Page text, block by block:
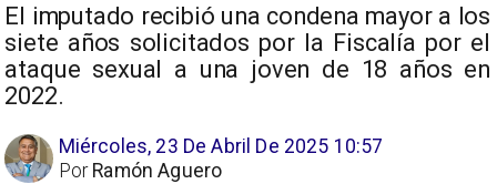
El imputado recibió una condena mayor a los
siete años solicitados por la Fiscalía por el
ataque sexual a una joven de 18 años en
2022.
Miércoles, 23 De Abril De 2025 10:57
Ramón Aguero
Por